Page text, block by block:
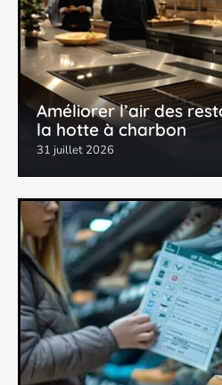
Améliorer l’air des
la hotte à charbon
31 juillet 2026